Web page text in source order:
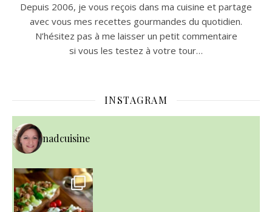
Depuis 2006, je vous reçois dans ma cuisine et partage
avec vous mes recettes gourmandes du quotidien.
N’hésitez pas à me laisser un petit commentaire
si vous les testez à votre tour…
INSTAGRAM
nadcuisine